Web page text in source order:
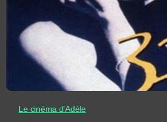
Le cinéma d'Adèle